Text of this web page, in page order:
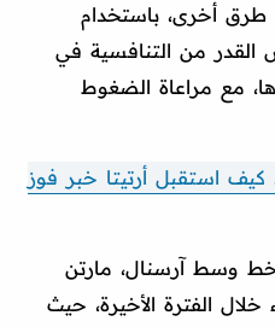
طرق أخرى، باستخدام
القدر من التنافسية في
مع مراعاة الضغوط
استقبل أرتيتا خبر فوز
خط وسط آرسنال، مارتن
خلال الفترة الأخيرة، حيث